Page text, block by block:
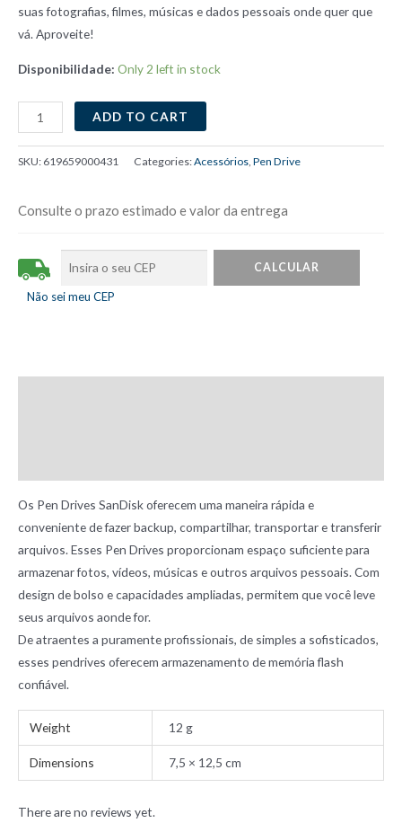
suas fotografias, filmes, músicas e dados pessoais onde quer que
vá. Aproveite!
Disponibilidade: Only 2 left in stock
Pen
Drive
16GB
Blade
quantity
ADD TO CART
SKU: 619659000431 Categories:Acessórios Pen Drive
Consulte o prazo estimado e valor da entrega
Não sei meu CEP
Os Pen Drives SanDisk oferecem uma maneira rápida e
conveniente de fazer backup, compartilhar, transportar e transferir
arquivos. Esses Pen Drives proporcionam espaço suficiente para
armazenar fotos, vídeos, músicas e outros arquivos pessoais. Com
design de bolso e capacidades ampliadas, permitem que você leve
seus arquivos aonde for.
De atraentes a puramente profissionais, de simples a sofisticados,
esses pendrives oferecem armazenamento de memória flash
confiável.
Weight 12 g
Dimensions 7,5 × 12,5 cm
There are no reviews yet.